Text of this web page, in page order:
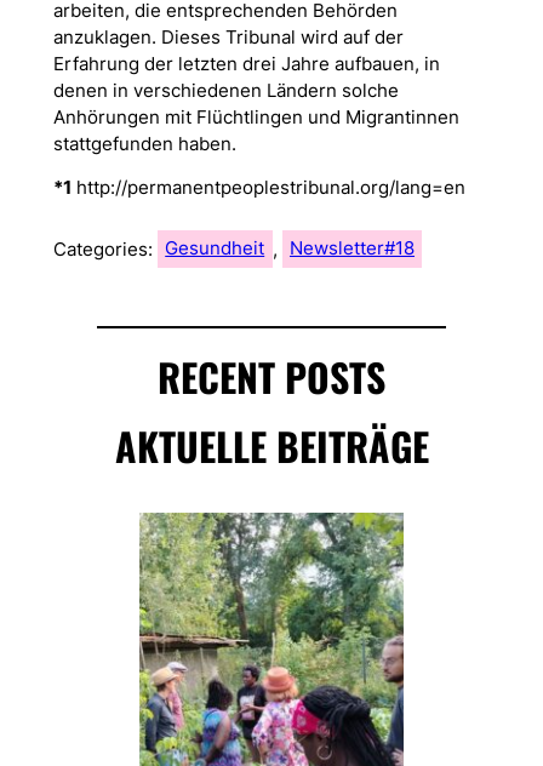
arbeiten, die entsprechenden Behörden
anzuklagen. Dieses Tribunal wird auf der
Erfahrung der letzten drei Jahre aufbauen, in
denen in verschiedenen Ländern solche
Anhörungen mit Flüchtlingen und Migrantinnen
stattgefunden haben.
*1 http://permanentpeoplestribunal.org/lang=en
Categories: Gesundheit , Newsletter#18
RECENT POSTS
AKTUELLE BEITRÄGE